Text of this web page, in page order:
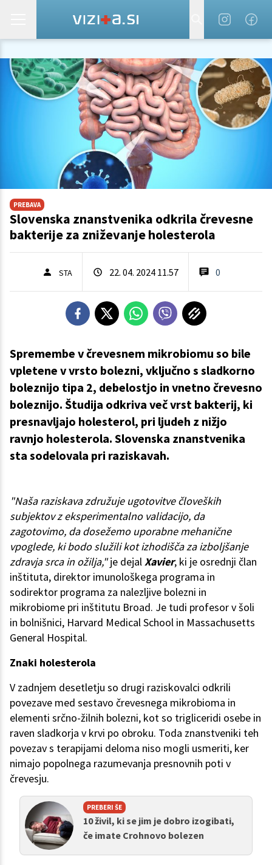
PREBAVA
Slovenska znanstvenika odkrila črevesne
bakterije za zniževanje holesterola
STA 22. 04. 2024 11.57 0
Spremembe v črevesnem mikrobiomu so bile
vpletene v vrsto bolezni, vključno s sladkorno
boleznijo tipa 2, debelostjo in vnetno črevesno
boleznijo. Študija odkriva več vrst bakterij, ki
presnavljajo holesterol, pri ljudeh z nižjo
ravnjo holesterola. Slovenska znanstvenika
sta sodelovala pri raziskavah.
"Naša raziskava združuje ugotovitve človeških
subjektov z eksperimentalno validacijo, da
zagotovimo, da dosežemo uporabne mehanične
vpoglede, ki bodo služili kot izhodišča za izboljšanje
zdravja srca in ožilja,"je dejalXavier, ki je osrednji član
inštituta, direktor imunološkega programa in
sodirektor programa za nalezljive bolezni in
mikrobiome pri inštitutu Broad. Je tudi profesor v šoli
in bolnišnici, Harvard Medical School in Massachusetts
General Hospital.
Znaki holesterola
V zadnjem desetletju so drugi raziskovalci odkrili
povezave med sestavo črevesnega mikrobioma in
elementi srčno-žilnih bolezni, kot so trigliceridi osebe in
raven sladkorja v krvi po obroku. Toda znanstveniki teh
povezav s terapijami deloma niso mogli usmeriti, ker
nimajo popolnega razumevanja presnovnih poti v
črevesju.
PREBERI ŠE
10 živil, ki se jim je dobro izogibati,
če imate Crohnovo bolezen